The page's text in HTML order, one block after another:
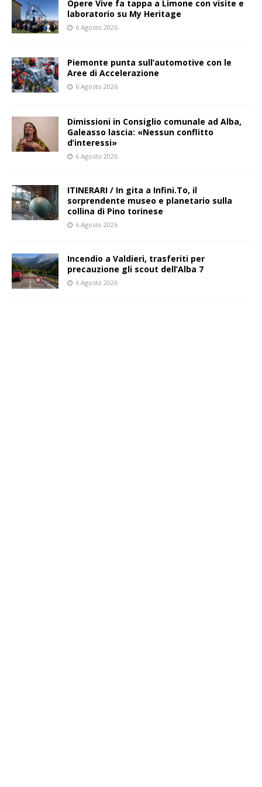
Opere Vive fa tappa a Limone con visite e
laboratorio su My Heritage
6 Agosto 2026
Piemonte punta sull’automotive con le
Aree di Accelerazione
6 Agosto 2026
Dimissioni in Consiglio comunale ad Alba,
Galeasso lascia: «Nessun conflitto
d’interessi»
6 Agosto 2026
ITINERARI / In gita a Infini.To, il
sorprendente museo e planetario sulla
collina di Pino torinese
6 Agosto 2026
Incendio a Valdieri, trasferiti per
precauzione gli scout dell’Alba 7
6 Agosto 2026